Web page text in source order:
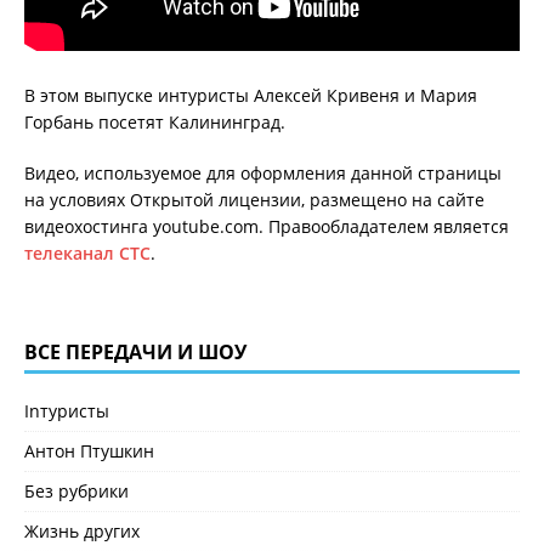
В этом выпуске интуристы Алексей Кривеня и Мария
Горбань посетят Калининград.
Видео, используемое для оформления данной страницы
на условиях Открытой лицензии, размещено на сайте
видеохостинга youtube.com. Правообладателем является
телеканал СТС.
ВСЕ ПЕРЕДАЧИ И ШОУ
Inтуристы
Антон Птушкин
Без рубрики
Жизнь других